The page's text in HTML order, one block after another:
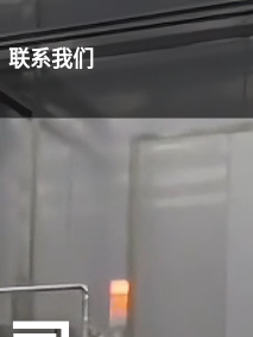
联系我们